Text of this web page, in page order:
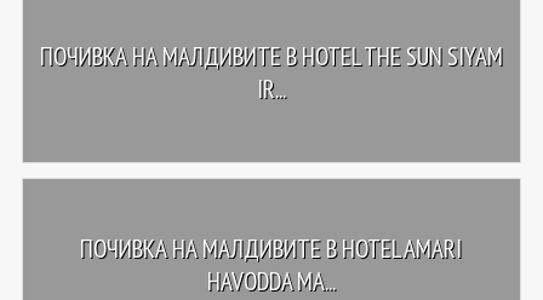
ПОЧИВКА НА МАЛДИВИТЕ В HOTEL THE SUN SIYAM
IR...
ПОЧИВКА НА МАЛДИВИТЕ В HOTEL AMARI
HAVODDA MA...